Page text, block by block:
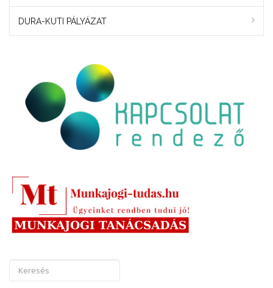
DURA-KUTI PÁLYÁZAT